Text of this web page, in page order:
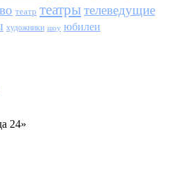
театр театрытелеведущие
художники шоу юбилеи
24»